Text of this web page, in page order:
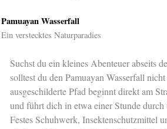
Pamuayan Wasserfall
Ein verstecktes Naturparadies
Suchst du ein kleines Abenteuer abseits
solltest du den Pamuayan Wasserfall
ausgeschilderte Pfad beginnt direkt am
und führt dich in etwa einer Stunde
Festes Schuhwerk, Insektenschutzmittel